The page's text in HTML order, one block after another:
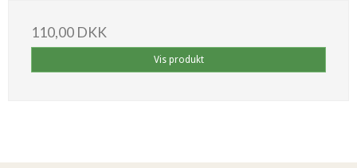
110,00 DKK
Vis produkt